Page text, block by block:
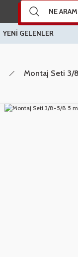
YENİ GELENLER
Montaj Seti 3/